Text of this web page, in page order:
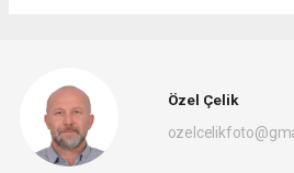
Özel Çelik